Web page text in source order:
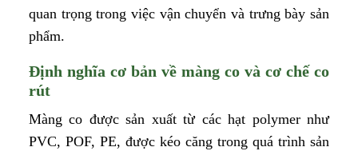
quan trọng trong việc vận chuyển và trưng bày sản
phẩm.
Định nghĩa cơ bản về màng co và cơ chế co
rút
Màng co được sản xuất từ các hạt polymer như
PVC, POF, PE, được kéo căng trong quá trình sản